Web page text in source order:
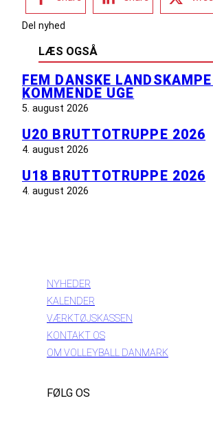
Del nyhed
LÆS OGSÅ
FEM DANSKE LANDSKAMPE
KOMMENDE UGE
5. august 2026
U20 BRUTTOTRUPPE 2026
4. august 2026
U18 BRUTTOTRUPPE 2026
4. august 2026
NYHEDER
KALENDER
VÆRKTØJSKASSEN
KONTAKT OS
OM VOLLEYBALL DANMARK
FØLG OS